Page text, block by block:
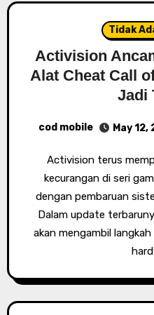
Tidak
Activision
Alat Cheat Call
Jadi
cod mobile May 12,
Activision terus memperketat upaya melawan
kecurangan di seri
dengan pembaruan
Dalam update
akan mengambil